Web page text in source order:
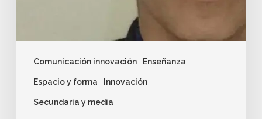
Comunicación innovación Enseñanza
Espacio y forma Innovación
Secundaria y media